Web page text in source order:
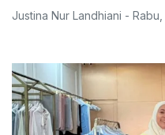
Justina Nur Landhiani - Rabu